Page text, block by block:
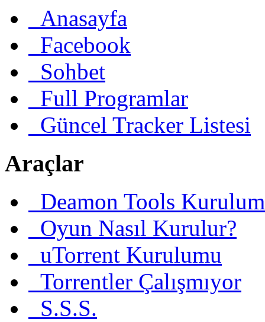
Anasayfa
Facebook
Sohbet
Full Programlar
Güncel Tracker Listesi
Araçlar
Deamon Tools
Oyun Nasıl Kurulur?
uTorrent Kurulumu
Torrentler Çalışmıyor
S.S.S.